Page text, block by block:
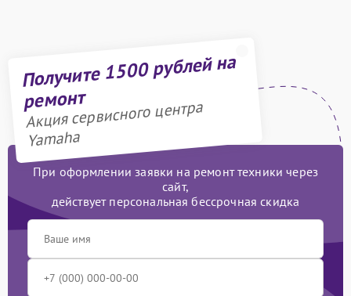
Получите 1500 рублей на
ремонт
Акция сервисного центра
Yamaha
При оформлении заявки на ремонт техники через
сайт,
действует персональная бессрочная скидка